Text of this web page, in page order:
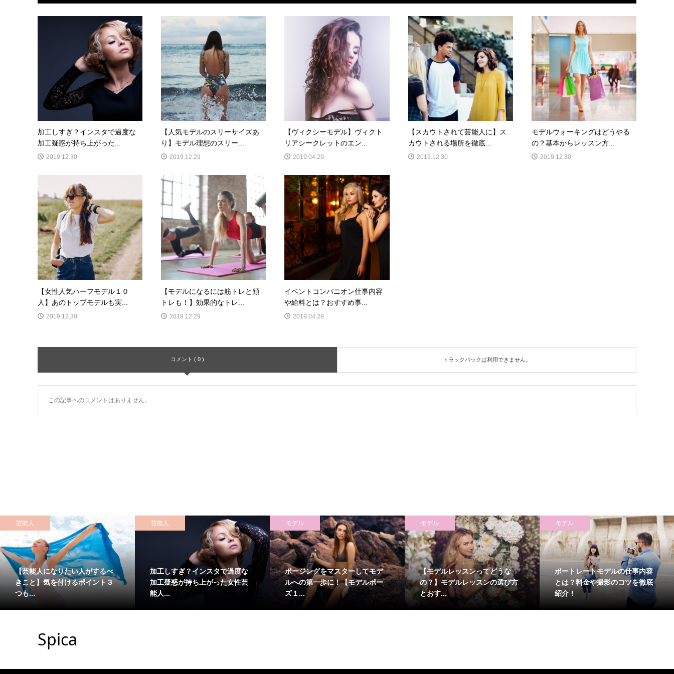
加工しすぎ？インスタで過度な
加工疑惑が持ち上がった...
2019.12.30
【人気モデルのスリーサイズあ
り】モデル理想のスリー...
2019.12.29
【ヴィクシーモデル】ヴィクト
リアシークレットのエン...
2019.04.29
【スカウトされて芸能人に】ス
カウトされる場所を徹底...
2019.12.30
モデルウォーキングはどうやる
の？基本からレッスン方...
2019.12.30
【女性人気ハーフモデル１０
人】あのトップモデルも実...
2019.12.30
【モデルになるには筋トレと顔
トレも！】効果的なトレ...
2019.12.29
イベントコンパニオン仕事内容
や給料とは？おすすめ事...
2019.04.29
コメント ( 0 ) トラックバックは利用できません。
この記事へのコメントはありません。
芸能人
【芸能人になりたい人がするべ
きこと】気を付けるポイント３
つも...
芸能人
加工しすぎ？インスタで過度な
加工疑惑が持ち上がった女性芸
能人...
モデル
ポージングをマスターしてモデ
ルへの第一歩に！【モデルポー
ズ１...
モデル
【モデルレッスンってどうな
の？】モデルレッスンの選び方
とおす...
モデル
ポートレートモデルの仕事内容
とは？料金や撮影のコツを徹底
紹介！
Spica